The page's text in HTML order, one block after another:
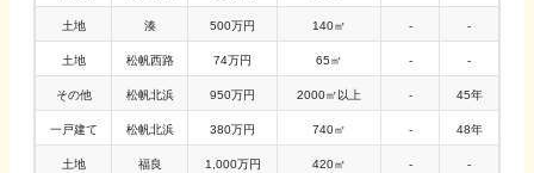
土地 湊 500万円 140㎡ - -
土地 松帆西路 74万円 65㎡ - -
その他 松帆北浜 950万円 2000㎡以上 - 45年
一戸建て 松帆北浜 380万円 740㎡ - 48年
土地 福良 1,000万円 420㎡ - -